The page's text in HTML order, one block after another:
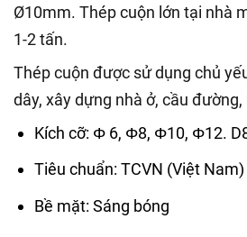
Ø10mm. Thép cuộn lớn tại nhà
1-2 tấn.
Thép cuộn được sử dụng chủ
dây, xây dựng nhà ở, cầu
Kích cỡ: Φ 6, Φ8, Φ10, Φ12.
Tiêu chuẩn: TCVN (Việt Nam)
Bề mặt: Sáng bóng